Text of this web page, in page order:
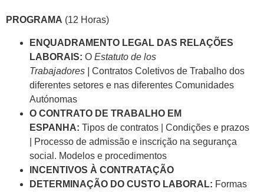
PROGRAMA (12 Horas)
ENQUADRAMENTO LEGAL DAS RELAÇÕES
LABORAIS: O Estatuto de los
Trabajadores | Contratos Coletivos de Trabalho dos
diferentes setores e nas diferentes Comunidades
Autónomas
O CONTRATO DE TRABALHO EM
ESPANHA: Tipos de contratos | Condições e prazos
| Processo de admissão e inscrição na segurança
social. Modelos e procedimentos
INCENTIVOS À CONTRATAÇÃO
DETERMINAÇÃO DO CUSTO LABORAL: Formas